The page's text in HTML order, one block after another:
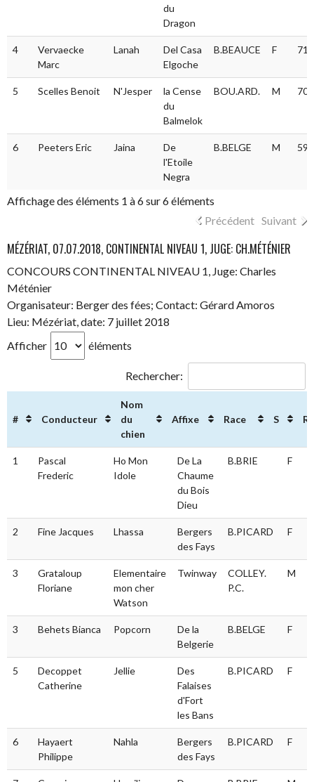
du
Dragon
4
Vervaecke
Marc
Lanah
Del Casa
Elgoche
B.BEAUCE F
5 Scelles Benoit N'Jesper
la Cense
du
Balmelok
BOU.ARD. M
6 Peeters Eric Jaina
De
l'Etoile
Negra
B.BELGE M
Affichage des éléments 1 à 6 sur 6 éléments
Précédent Suivant
MÉZÉRIAT, 07.07.2018, CONTINENTAL NIVEAU 1, JUGE: CH.MÉTÉNIER
CONCOURS CONTINENTAL NIVEAU 1, Juge: Charles
Méténier
Organisateur: Berger des fées; Contact: Gérard Amoros
Lieu: Mézériat, date: 7 juillet 2018
Afficher
éléments
Rechercher:
# Conducteur
Nom
du
chien
Affixe Race S
# Conducteur
Nom du
chien
Affixe Race S
1
Pascal
Frederic
Ho Mon
Idole
De La
Chaume
du Bois
Dieu
B.BRIE F
2 Fine Jacques Lhassa
Bergers
des Fays
B.PICARD F
3
Grataloup
Floriane
Elementaire
mon cher
Watson
Twinway
COLLEY.
P.C.
M
3 Behets Bianca Popcorn
De la
Belgerie
B.BELGE F
5
Decoppet
Catherine
Jellie
Des
Falaises
d'Fort
les Bans
B.PICARD F
6
Hayaert
Philippe
Nahla
Bergers
des Fays
B.PICARD F